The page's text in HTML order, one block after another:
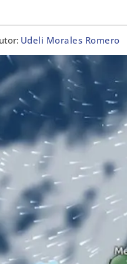
Udeli Morales Romero